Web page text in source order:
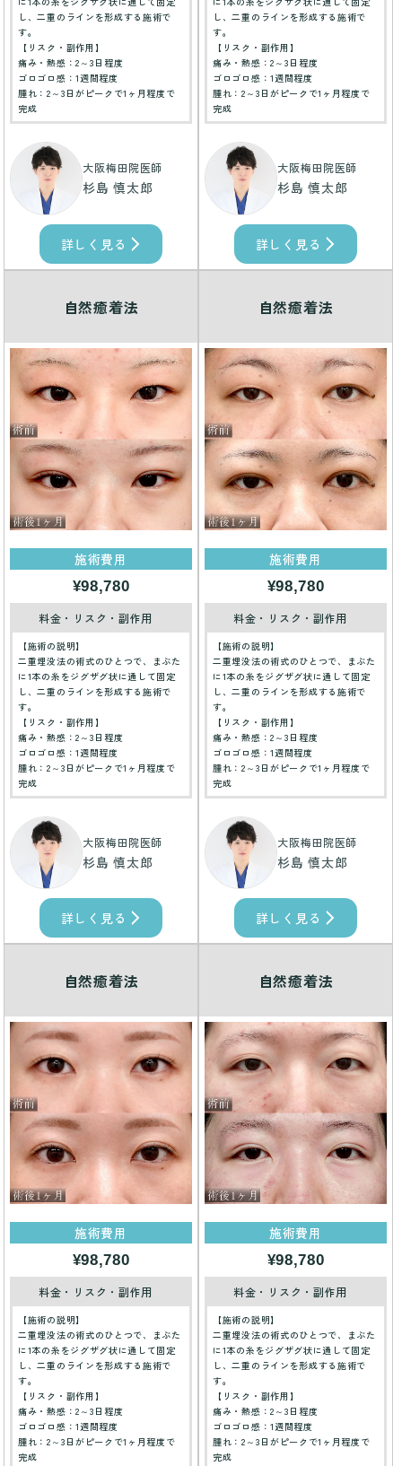
し、二重のラインを形成する施術で
す。
【リスク・副作用】
痛み・熱感：2～3日程度
ゴロゴロ感：1週間程度
腫れ：2～3日がピークで1ヶ月程度で
完成
大阪梅田院医師
杉島 慎太郎
詳しく見る
し、二重のラインを形成する施術で
す。
【リスク・副作用】
痛み・熱感：2～3日程度
ゴロゴロ感：1週間程度
腫れ：2～3日がピークで1ヶ月程度で
完成
大阪梅田院医師
杉島 慎太郎
詳しく見る
自然癒着法
施術費用
¥98,780
料金・リスク・副作用
【施術の説明】
二重埋没法の術式のひとつで、まぶた
に1本の糸をジグザグ状に通して固定
し、二重のラインを形成する施術で
す。
【リスク・副作用】
痛み・熱感：2～3日程度
ゴロゴロ感：1週間程度
腫れ：2～3日がピークで1ヶ月程度で
完成
大阪梅田院医師
杉島 慎太郎
詳しく見る
自然癒着法
施術費用
¥98,780
料金・リスク・副作用
【施術の説明】
二重埋没法の術式のひとつで、まぶた
に1本の糸をジグザグ状に通して固定
し、二重のラインを形成する施術で
す。
【リスク・副作用】
痛み・熱感：2～3日程度
ゴロゴロ感：1週間程度
腫れ：2～3日がピークで1ヶ月程度で
完成
大阪梅田院医師
杉島 慎太郎
詳しく見る
自然癒着法
施術費用
¥98,780
料金・リスク・副作用
【施術の説明】
二重埋没法の術式のひとつで、まぶた
に1本の糸をジグザグ状に通して固定
し、二重のラインを形成する施術で
す。
【リスク・副作用】
痛み・熱感：2～3日程度
ゴロゴロ感：1週間程度
腫れ：2～3日がピークで1ヶ月程度で
完成
自然癒着法
施術費用
¥98,780
料金・リスク・副作用
【施術の説明】
二重埋没法の術式のひとつで、まぶた
に1本の糸をジグザグ状に通して固定
し、二重のラインを形成する施術で
す。
【リスク・副作用】
痛み・熱感：2～3日程度
ゴロゴロ感：1週間程度
腫れ：2～3日がピークで1ヶ月程度で
完成